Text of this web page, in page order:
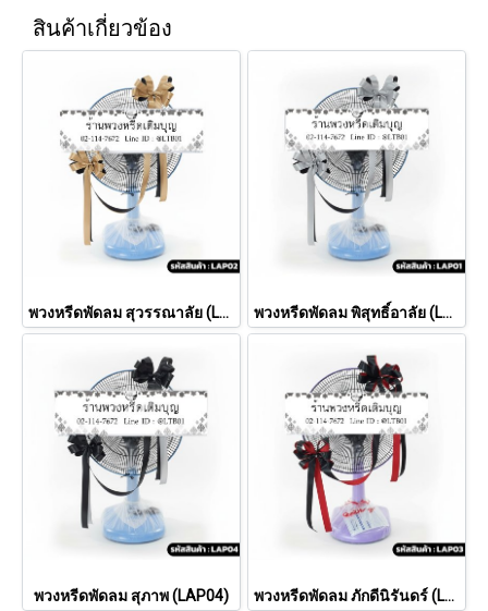
สินค้าเกี่ยวข้อง
พวงหรีดพัดลม สุวรรณาลัย (LAP02) พวงหรีดพัดลม พิสุทธิ์อาลัย (LAP01)
พวงหรีดพัดลม สุภาพ (LAP04) พวงหรีดพัดลม ภักดีนิรันดร์ (LAP03)